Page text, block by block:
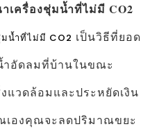
ครื่องชุ่มน้ำที่ไม่มี CO2
มน้ำที่ไม่มี CO2 เป็นวิธีที่ยอด
ำอัดลมที่บ้านในขณะ
แวดล้อมและประหยัดเงิน
เองคุณจะลดปริมาณขยะ